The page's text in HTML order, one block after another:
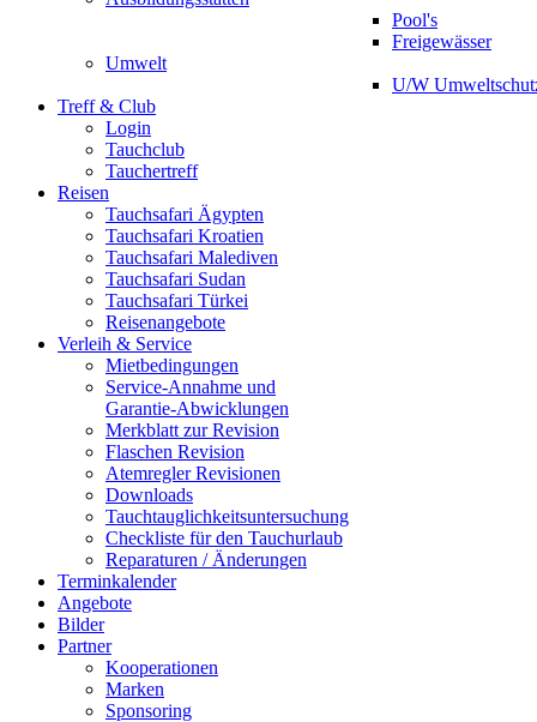
Pool's
Freigewässer
Umwelt
U/W
Treff & Club
Login
Tauchclub
Tauchertreff
Reisen
Tauchsafari Ägypten
Tauchsafari Kroatien
Tauchsafari Malediven
Tauchsafari Sudan
Tauchsafari Türkei
Reisenangebote
Verleih & Service
Mietbedingungen
Service-Annahme und
Garantie-Abwicklungen
Merkblatt zur Revision
Flaschen Revision
Atemregler Revisionen
Downloads
Tauchtauglichkeitsuntersuchung
Checkliste für den Tauchurlaub
Reparaturen / Änderungen
Terminkalender
Angebote
Bilder
Partner
Kooperationen
Marken
Sponsoring